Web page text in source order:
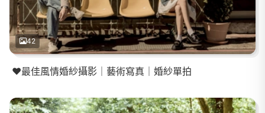
42
❤️最佳風情婚紗攝影｜藝術寫真｜婚紗單拍